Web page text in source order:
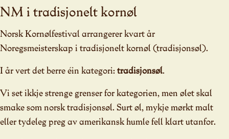
NM i tradisjonelt kornøl
Norsk Kornølfestival arrangerer kvart år
Noregsmeisterskap i tradisjonelt kornøl (tradisjonsøl).
I år vert det berre éin kategori:tradisjonsøl.
Vi set ikkje strenge grenser for kategorien, men ølet skal
smake som norsk tradisjonsøl. Surt øl, mykje mørkt malt
eller tydeleg preg av amerikansk humle fell klart utanfor.